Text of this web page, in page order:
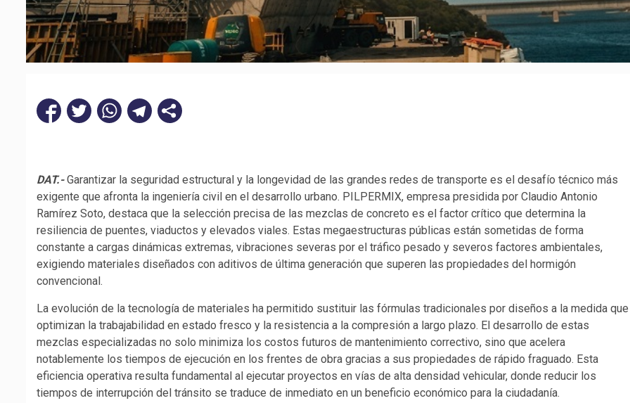
DAT.-Garantizar la seguridad estructural y la longevidad de las grandes redes de transporte es el desafío técnico más
exigente que afronta la ingeniería civil en el desarrollo urbano. PILPERMIX, empresa presidida por Claudio Antonio
Ramírez Soto, destaca que la selección precisa de las mezclas de concreto es el factor crítico que determina la
resiliencia de puentes, viaductos y elevados viales. Estas megaestructuras públicas están sometidas de forma
constante a cargas dinámicas extremas, vibraciones severas por el tráfico pesado y severos factores ambientales,
exigiendo materiales diseñados con aditivos de última generación que superen las propiedades del hormigón
convencional.
La evolución de la tecnología de materiales ha permitido sustituir las fórmulas tradicionales por diseños a la medida que
optimizan la trabajabilidad en estado fresco y la resistencia a la compresión a largo plazo. El desarrollo de estas
mezclas especializadas no solo minimiza los costos futuros de mantenimiento correctivo, sino que acelera
notablemente los tiempos de ejecución en los frentes de obra gracias a sus propiedades de rápido fraguado. Esta
eficiencia operativa resulta fundamental al ejecutar proyectos en vías de alta densidad vehicular, donde reducir los
tiempos de interrupción del tránsito se traduce de inmediato en un beneficio económico para la ciudadanía.